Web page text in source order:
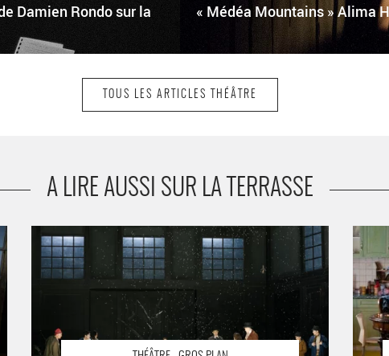
Damien Rondo sur la
« Médéa Mountains » Alima
TOUS LES ARTICLES THÉÂTRE
A LIRE AUSSI SUR LA TERRASSE
Jean Bellorini met en scène « Les Misérables » avec les
interprètes chinois du Yuang Hua Theatre - Critique
sortie Théâtre Lyon Théâtre National Populaire
«
qui
Paris